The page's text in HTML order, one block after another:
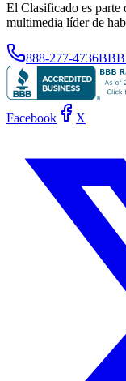
El Clasificado es parte
multimedia líder de
888-277-4736BBB
Facebook X